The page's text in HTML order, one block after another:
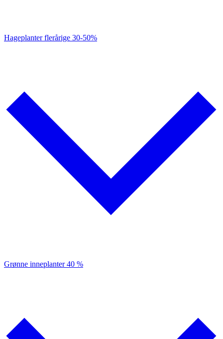
Hageplanter flerårige 30-50%
Grønne inneplanter40 %